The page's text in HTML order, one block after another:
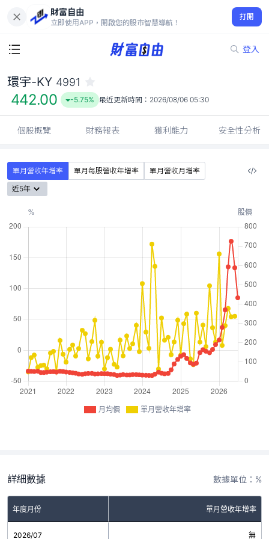
財富自由
立即使用APP，開啟您的股市智慧導航！
打開
登入
442.00
-5.75%
環宇-KY 4991
442.00 -5.75% 最近更新時間： 2026/08/06 05:30
個股概覽 財務報表 獲利能力 安全性分析
單月營收年增率 單月每股營收年增率
單月營收月增率
近5年
月均價 單月營收年增率
詳細數據 數據單位：%
年度月份 單月營收年增率
2026/07 無